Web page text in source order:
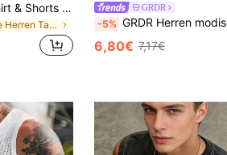
Men's Printed T-Shirt & Shorts Set - 100% Pure Cotton, Fun Prints, Street Casual Style
in Lose Herren Tanktops
GRDR
-5% GRDR Herren modisches V-Ausschnitt Kurzarm T-Shirt | Exquisites Design | Sommer Essentiell | Leicht zu
6,80€ 7,17€